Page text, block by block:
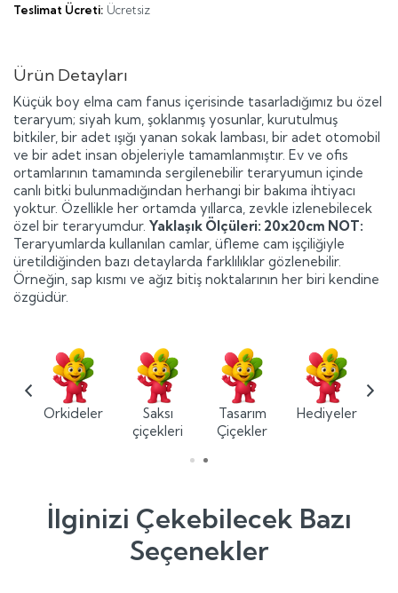
Teslimat Ücreti: Ücretsiz
Ürün Detayları
Küçük boy elma cam fanus içerisinde tasarladığımız bu özel
teraryum; siyah kum, şoklanmış yosunlar, kurutulmuş
bitkiler, bir adet ışığı yanan sokak lambası, bir adet otomobil
ve bir adet insan objeleriyle tamamlanmıştır. Ev ve ofis
ortamlarının tamamında sergilenebilir teraryumun içinde
canlı bitki bulunmadığından herhangi bir bakıma ihtiyacı
yoktur. Özellikle her ortamda yıllarca, zevkle izlenebilecek
özel bir teraryumdur. Yaklaşık Ölçüleri: 20x20cm NOT:
Teraryumlarda kullanılan camlar, üfleme cam işçiliğiyle
üretildiğinden bazı detaylarda farklılıklar gözlenebilir.
Örneğin, sap kısmı ve ağız bitiş noktalarının her biri kendine
özgüdür.
Orkideler
Saksı
çiçekleri
Tasarım
Çiçekler
Hediyeler
İlginizi Çekebilecek Bazı
Seçenekler